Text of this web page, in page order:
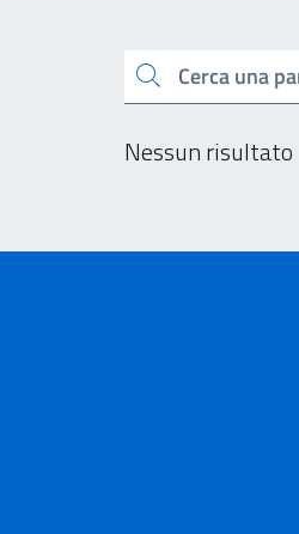
Cerca una parola chiave
Nessun risultato